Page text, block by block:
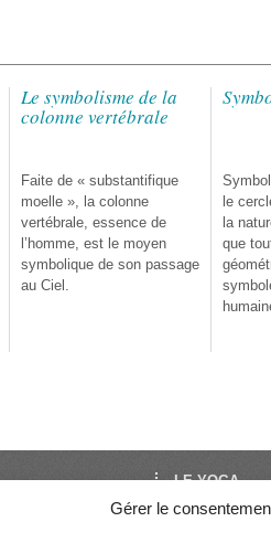
Gérer le
Le symbolisme de la
colonne vertébrale
Faite de « substantifique
moelle », la colonne
vertébrale, essence de
l’homme, est le moyen
symbolique de son passage
au Ciel.
le
la
que
LE YOGA
Découvrir le